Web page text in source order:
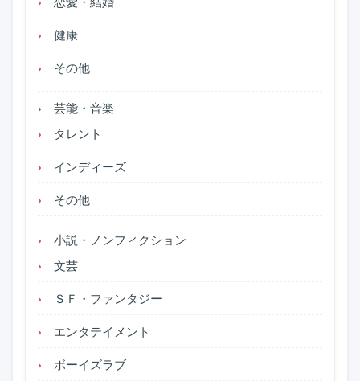
健康
その他
芸能・音楽
タレント
インディーズ
その他
小説・ノンフィクション
文芸
ＳＦ・ファンタジー
エンタテイメント
ボーイズラブ